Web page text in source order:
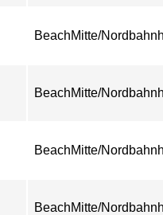
BeachMitte/
BeachMitte/
BeachMitte/
BeachMitte/